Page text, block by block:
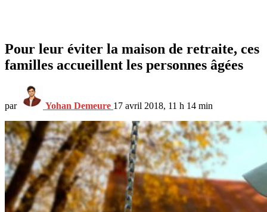
Pour leur éviter la maison de retraite, ces
familles accueillent les personnes âgées
par Yohan Demeure 17 avril 2018, 11 h 14 min